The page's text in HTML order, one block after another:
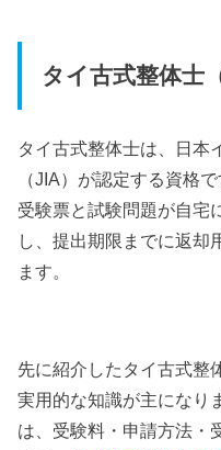
タイ古式整体士
タイ古式整体士は、日本
（JIA）が認定する資格
受験票と試験問題が自宅
し、提出期限までに返却
ます。
先に紹介したタイ古式整
実用的な知識が主になり
は、受験料・申請方法・